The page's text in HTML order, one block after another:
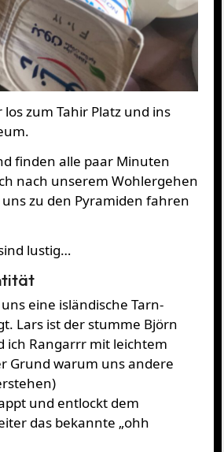
zum Tahir Platz und ins
finden alle paar Minuten
nach unserem Wohlergehen
zu den Pyramiden fahren
lustig…
eine isländische Tarn-
Lars ist der stumme Björn
ich Rangarrr mit leichtem
Grund warum uns andere
und entlockt dem
das bekannte „ohh